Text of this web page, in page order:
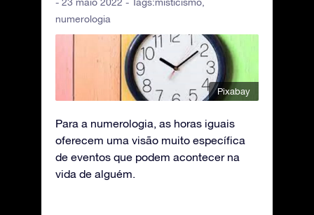
numerologia
Pixabay
Para a numerologia, as horas iguais
oferecem uma visão muito específica
de eventos que podem acontecer na
vida de alguém.